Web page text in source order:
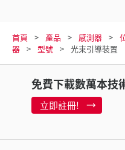
首頁 產品 感測器
器
型號 光束引導裝置
免費下載數萬本技
立即註冊!